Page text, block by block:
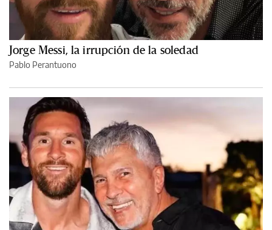
Jorge Messi, la irrupción de la soledad
Pablo Perantuono